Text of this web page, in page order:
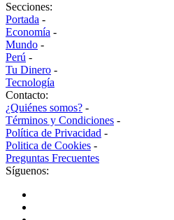
Secciones:
Portada -
Economía -
Mundo -
Perú -
Tu Dinero -
Tecnología
Contacto:
¿Quiénes somos? -
Términos y Condiciones -
Política de Privacidad -
Politica de Cookies -
Preguntas Frecuentes
Síguenos: